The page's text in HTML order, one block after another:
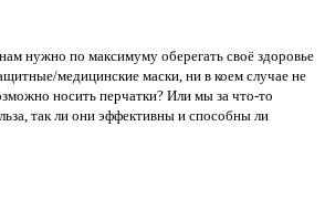
нужно по максимуму оберегать своё здоровье
медицинские маски, ни в коем случае не
носить перчатки? Или мы за что-то
так ли они эффективны и способны ли